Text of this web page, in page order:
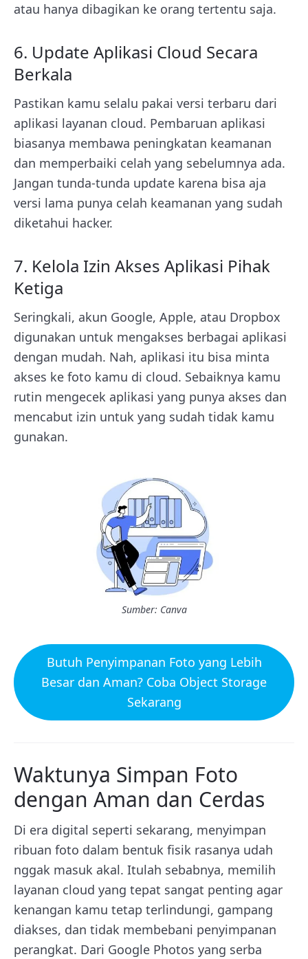
atau hanya dibagikan ke orang tertentu saja.
6. Update Aplikasi Cloud Secara
Berkala
Pastikan kamu selalu pakai versi terbaru dari
aplikasi layanan cloud. Pembaruan aplikasi
biasanya membawa peningkatan keamanan
dan memperbaiki celah yang sebelumnya ada.
Jangan tunda-tunda update karena bisa aja
versi lama punya celah keamanan yang sudah
diketahui hacker.
7. Kelola Izin Akses Aplikasi Pihak
Ketiga
Seringkali, akun Google, Apple, atau Dropbox
digunakan untuk mengakses berbagai aplikasi
dengan mudah. Nah, aplikasi itu bisa minta
akses ke foto kamu di cloud. Sebaiknya kamu
rutin mengecek aplikasi yang punya akses dan
mencabut izin untuk yang sudah tidak kamu
gunakan.
Sumber: Canva
Butuh Penyimpanan Foto yang Lebih
Besar dan Aman? Coba Object Storage
Sekarang
Waktunya Simpan Foto
dengan Aman dan Cerdas
Di era digital seperti sekarang, menyimpan
ribuan foto dalam bentuk fisik rasanya udah
nggak masuk akal. Itulah sebabnya, memilih
layanan cloud yang tepat sangat penting agar
kenangan kamu tetap terlindungi, gampang
diakses, dan tidak membebani penyimpanan
perangkat. Dari Google Photos yang serba